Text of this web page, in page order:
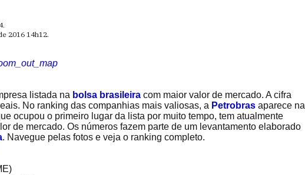
.
2016 14h12.
listada na bolsa brasileira com maior valor de mercado. A cifra
No ranking das companhias mais valiosas, a Petrobras aparece na
ocupou o primeiro lugar da lista por muito tempo, tem atualmente
de mercado. Os números fazem parte de um levantamento elaborado
. Navegue pelas fotos e veja o ranking completo.